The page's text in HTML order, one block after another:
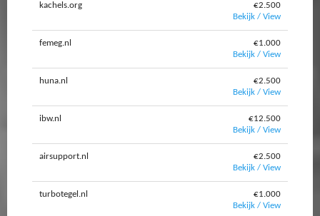
kachels.org
€2.500
Bekijk / View
femeg.nl
€1.000
Bekijk / View
huna.nl
€2.500
Bekijk / View
ibw.nl
€12.500
Bekijk / View
airsupport.nl
€2.500
Bekijk / View
turbotegel.nl
€1.000
Bekijk / View